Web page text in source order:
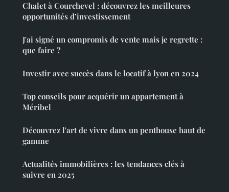
Chalet à Courchevel : découvrez les meilleures
opportunités d’investissement
J'ai signé un compromis de vente mais je regrette :
que faire ?
Investir avec succès dans le locatif à lyon en 2024
Top conseils pour acquérir un appartement à
Méribel
Découvrez l'art de vivre dans un penthouse haut de
gamme
Actualités immobilières : les tendances clés à
suivre en 2025